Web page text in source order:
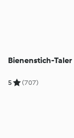
Bienenstich-Taler
5 (707)